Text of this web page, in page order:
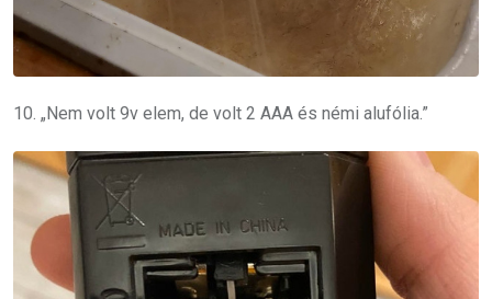
10. „Nem volt 9v elem, de volt 2 AAA és némi alufólia.”